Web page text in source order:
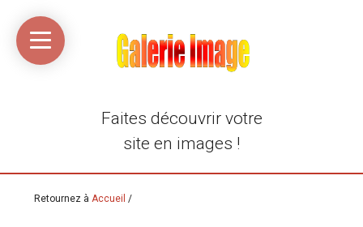
Accueil
Média
libre
Linkinaz
Katomi
compte
Twitter
@Ortegeek
compte
Flickr
Faites découvrir votre
site en images !
Retournez àAccueil /